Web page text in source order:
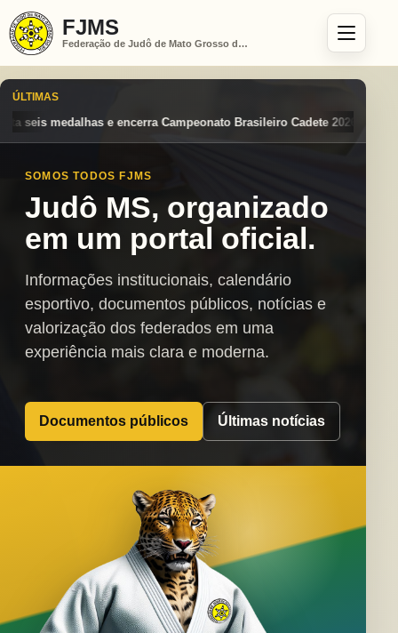
FJMS
Federação de Judô de Mato Grosso do Sul
ÚLTIMAS
Brasileiro Cadete 2026 entre os destaques nacionais
SOMOS TODOS FJMS
Judô MS, organizado
em um portal oficial.
Informações institucionais, calendário
esportivo, documentos públicos, notícias e
valorização dos federados em uma
experiência mais clara e moderna.
Documentos públicos Últimas notícias